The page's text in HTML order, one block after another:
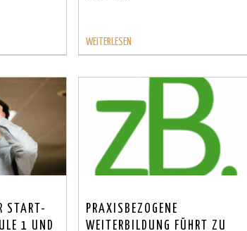
WEITERLESEN
START-
1 UND
PRAXISBEZOGENE
WEITERBILDUNG FÜHRT ZU